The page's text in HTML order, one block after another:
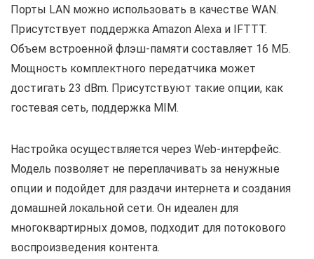
Порты LAN можно использовать в качестве WAN.
Присутствует поддержка Amazon Alexa и IFTTT.
Объем встроенной флэш-памяти составляет 16 МБ.
Мощность комплектного передатчика может
достигать 23 dBm. Присутствуют такие опции, как
гостевая сеть, поддержка MIM.
Настройка осуществляется через Web-интерфейс.
Модель позволяет не переплачивать за ненужные
опции и подойдет для раздачи интернета и создания
домашней локальной сети. Он идеален для
многоквартирных домов, подходит для потокового
воспроизведения контента.